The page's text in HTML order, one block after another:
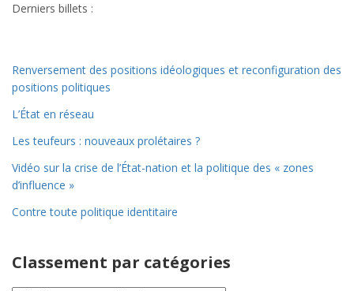
Derniers billets :
Renversement des positions idéologiques et reconfiguration des
positions politiques
L’État en réseau
Les teufeurs : nouveaux prolétaires ?
Vidéo sur la crise de l’État-nation et la politique des « zones
d’influence »
Contre toute politique identitaire
Classement par catégories